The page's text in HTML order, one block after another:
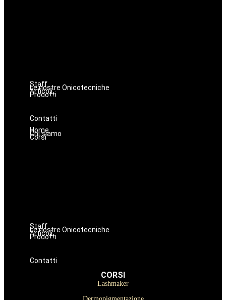
Staff
Le nostre Onicotecniche
Articoli
ProdottiOniconails
Prodotti per ricostruzione unghie
Contatti
Home
Chi siamo
Corsi
Staff
Le nostre Onicotecniche
Articoli
ProdottiOniconails
Prodotti per ricostruzione unghie
Contatti
CORSI
Lashmaker